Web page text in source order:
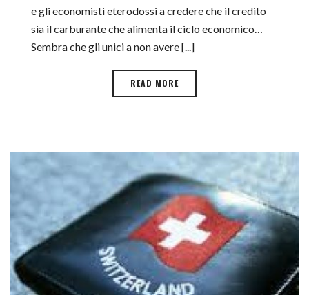
e gli economisti eterodossi a credere che il credito
sia il carburante che alimenta il ciclo economico…
Sembra che gli unici a non avere [...]
READ MORE